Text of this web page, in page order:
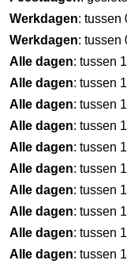
Werkdagen: tussen
Werkdagen: tussen
Alle dagen: tussen
Alle dagen: tussen
Alle dagen: tussen
Alle dagen: tussen
Alle dagen: tussen
Alle dagen: tussen
Alle dagen: tussen
Alle dagen: tussen
Alle dagen: tussen
Alle dagen: tussen